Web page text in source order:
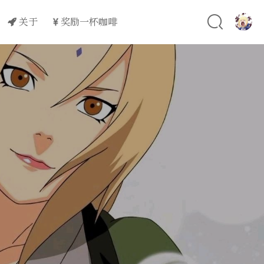
关于 奖励一杯咖啡